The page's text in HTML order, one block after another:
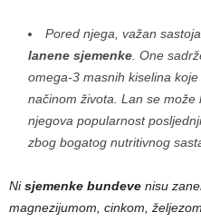
Pored njega, važan
lanene sjemenke . One
omega-3 masnih kiselina
načinom života. Lan se može
njegova popularnost
zbog bogatog nutritivnog
Nisjemenke bundeve nisu
magnezijumom, cinkom,